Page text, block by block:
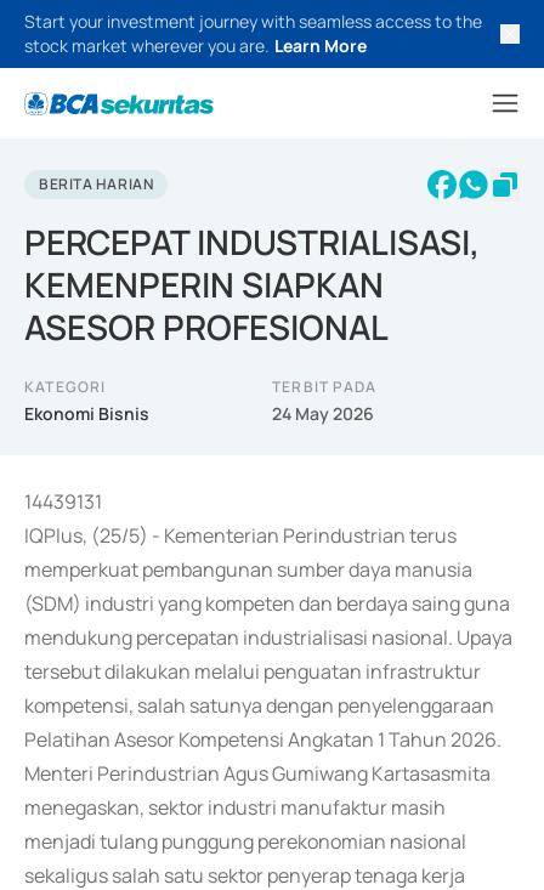
Start your investment journey with seamless access to the
stock market wherever you are. Learn More
BERITA HARIAN
PERCEPAT INDUSTRIALISASI,
KEMENPERIN SIAPKAN
ASESOR PROFESIONAL
KATEGORI
Ekonomi Bisnis
TERBIT PADA
24 May 2026
14439131
IQPlus, (25/5) - Kementerian Perindustrian terus
memperkuat pembangunan sumber daya manusia
(SDM) industri yang kompeten dan berdaya saing guna
mendukung percepatan industrialisasi nasional. Upaya
tersebut dilakukan melalui penguatan infrastruktur
kompetensi, salah satunya dengan penyelenggaraan
Pelatihan Asesor Kompetensi Angkatan 1 Tahun 2026.
Menteri Perindustrian Agus Gumiwang Kartasasmita
menegaskan, sektor industri manufaktur masih
menjadi tulang punggung perekonomian nasional
sekaligus salah satu sektor penyerap tenaga kerja